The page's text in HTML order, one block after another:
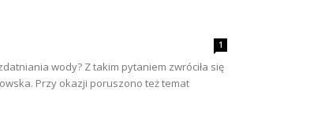
1
wody? Z takim pytaniem zwróciła się
Przy okazji poruszono też temat